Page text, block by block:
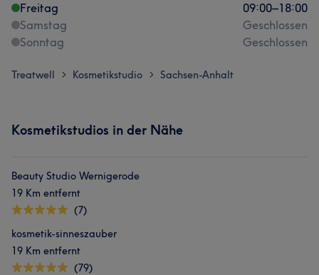
Freitag
09:00–18:00
Samstag
Geschlossen
Sonntag
Geschlossen
Treatwell > Kosmetikstudio > Sachsen-Anhalt
Kosmetikstudios in der Nähe
Beauty Studio Wernigerode
19 Km entfernt
(7)
kosmetik-sinneszauber
19 Km entfernt
(79)